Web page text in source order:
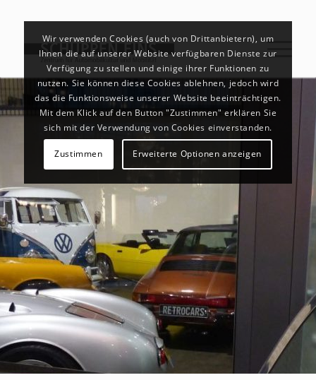
Wir verwenden Cookies (auch von Drittanbietern), um
Ihnen die auf unserer Website verfügbaren Dienste zur
Verfügung zu stellen und einige ihrer Funktionen zu
nutzen. Sie können diese Cookies ablehnen, jedoch wird
das die Funktionsweise unserer Website beeinträchtigen.
Mit dem Klick auf den Button "Zustimmen" erklären Sie
sich mit der Verwendung von Cookies einverstanden.
Zustimmen Erweiterte Optionen anzeigen